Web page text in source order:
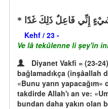
إِنِّي فَاعِلٌ ذَلِكَ غَدًا
Kehf / 23 -
Ve lâ tekûlenne li şey'in
Diyanet Vakfi = (23-
bağlamadıkça (inşâallah
«Bunu yarın
takdirde Allah'ı an ve:
bundan daha yakın olan